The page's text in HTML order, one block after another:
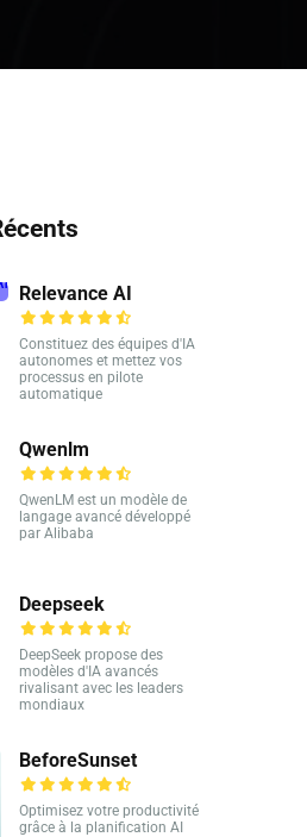
Relevance AI
Constituez des équipes d'IA
autonomes et mettez vos
processus en pilote
automatique
Qwenlm
QwenLM est un modèle de
langage avancé développé
par Alibaba
Deepseek
DeepSeek propose des
modèles d'IA avancés
rivalisant avec les leaders
mondiaux
BeforeSunset
Optimisez votre productivité
grâce à la planification AI